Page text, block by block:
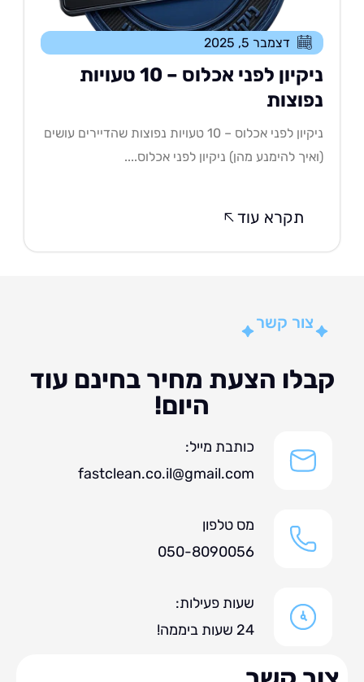
דצמבר 5, 2025
ניקיון לפני אכלוס – 10 טעויות
ניקיון לפני אכלוס – 10 טעויות נפוצות שהדיירים עושים
להימנע מהן) ניקיון לפני אכלוס....
תקרא עוד
צור קשר
הצעת מחיר בחינם עוד
היום!
כותבת מייל:
fastclean.co.il@gmail.com
מס טלפון
050-8090056
שעות פעילות:
24 שעות ביממה!